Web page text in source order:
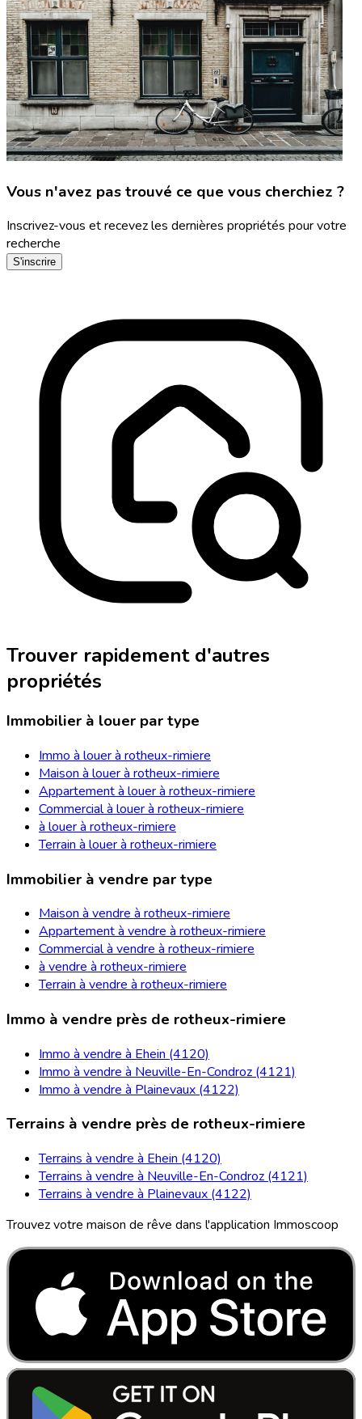
Vous n'avez pas trouvé ce que vous cherchiez ?
Inscrivez-vous et recevez les dernières propriétés pour votre
recherche
S'inscrire
Trouver rapidement d'autres
propriétés
Immobilier à louer par type
Immo à louer à rotheux-rimiere
Maison à louer à rotheux-rimiere
Appartement à louer à rotheux-rimiere
Commercial à louer à rotheux-rimiere
à louer à rotheux-rimiere
Terrain à louer à rotheux-rimiere
Immobilier à vendre par type
Maison à vendre à rotheux-rimiere
Appartement à vendre à rotheux-rimiere
Commercial à vendre à rotheux-rimiere
à vendre à rotheux-rimiere
Terrain à vendre à rotheux-rimiere
Immo à vendre près de rotheux-rimiere
Immo à vendre à Ehein (4120)
Immo à vendre à Neuville-En-Condroz (4121)
Immo à vendre à Plainevaux (4122)
Terrains à vendre près de rotheux-rimiere
Terrains à vendre à Ehein (4120)
Terrains à vendre à Neuville-En-Condroz (4121)
Terrains à vendre à Plainevaux (4122)
Trouvez votre maison de rêve dans l'application Immoscoop